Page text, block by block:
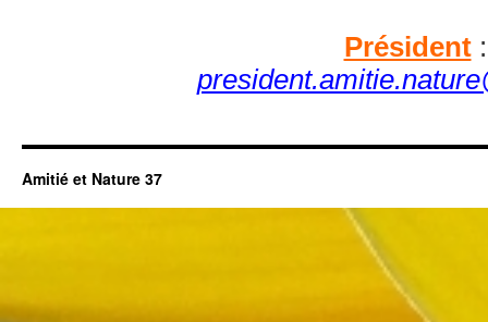
Président:
Amitié et Nature 37